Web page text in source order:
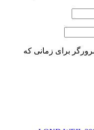
برای زمانی که